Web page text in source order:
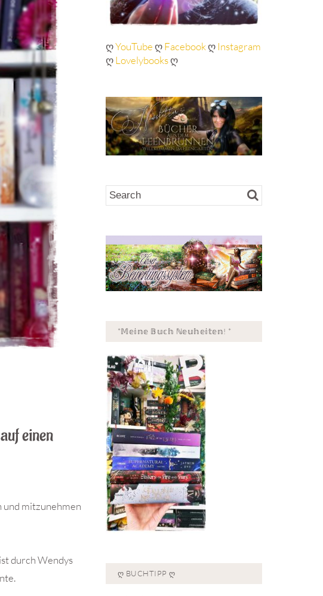
einen
und mitzunehmen
durch Wendys
ღYouTubeღFacebookღ Instagram
ღLovelybooksღ
*𝕄𝕖𝕚𝕟𝕖 𝔹𝕦𝕔𝕙 ℕ𝕖𝕦𝕙𝕖𝕚𝕥𝕖𝕟! *
Ღ BUCHTIPP Ღ